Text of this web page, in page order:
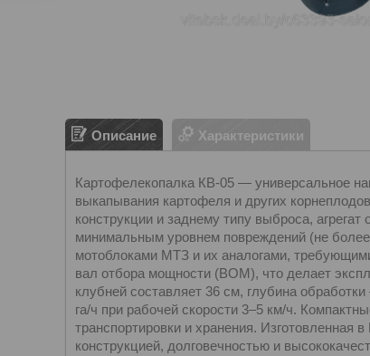
Описание Характеристики
Картофелекопалка КВ-05 — универсальное
выкапывания картофеля и других
конструкции и заднему типу выброса,
минимальным уровнем повреждений (не
мотоблоками МТЗ и их аналогами,
вал отбора мощности (ВОМ), что делает
клубней составляет 36 см, глубина
га/ч при рабочей скорости 3–5 км/ч.
транспортировки и хранения. Изготовленная
конструкцией, долговечностью и